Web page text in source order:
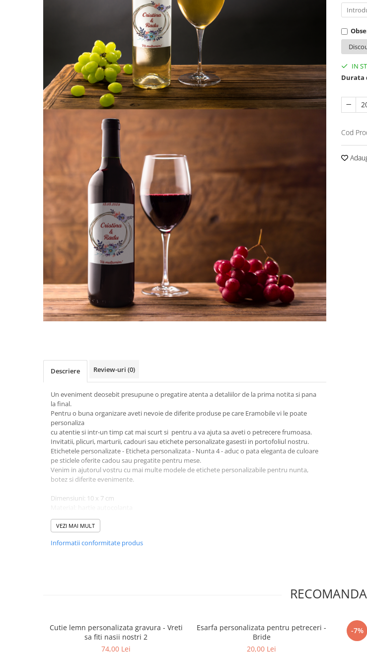
Tricouri personalizate
Pix personalizat
IN
Durata
Cod
Descriere Review-uri (0)
Un eveniment deosebit presupune o pregatire atenta a detaliilor de la prima notita si pana
la final.
Pentru o buna organizare aveti nevoie de diferite produse pe care Eramobile vi le poate
personaliza
cu atentie si intr-un timp cat mai scurt si pentru a va ajuta sa aveti o petrecere frumoasa.
Invitatii, plicuri, marturii, cadouri sau etichete personalizate gasesti in portofoliul nostru.
Etichetele personalizate - Eticheta personalizata - Nunta 4 - aduc o pata eleganta de culoare
pe sticlele oferite cadou sau pregatite pentru mese.
Venim in ajutorul vostru cu mai multe modele de etichete personalizabile pentru nunta,
botez si diferite evenimente.
Dimensiuni: 10 x 7 cm
VEZI MAI MULT
Informatii conformitate produs
Cutie lemn personalizata gravura - Vreti
sa fiti nasii nostri 2
74,00 Lei
Esarfa personalizata pentru petreceri -
Bride
20,00 Lei
-7%